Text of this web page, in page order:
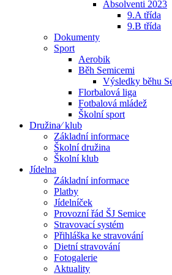
Absolventi 2023
9.A třída
9.B třída
Dokumenty
Sport
Aerobik
Běh Semicemi
Výsledky běhu
Florbalová liga
Fotbalová mládež
Školní sport
Družina⁄ klub
Základní informace
Školní družina
Školní klub
Jídelna
Základní informace
Platby
Jídelníček
Provozní řád ŠJ Semice
Stravovací systém
Přihláška ke stravování
Dietní stravování
Fotogalerie
Aktuality